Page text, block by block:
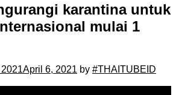
karantina untuk
mulai 1
April 6, 2021 by #THAITUBEID